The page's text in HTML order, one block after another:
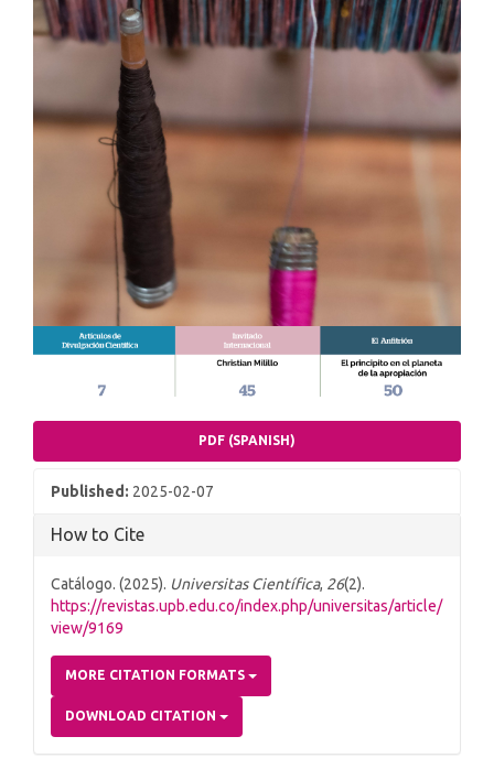
PDF (SPANISH)
Published: 2025-02-07
How to Cite
Catálogo. (2025). Universitas Científica, 26(2).
https://revistas.upb.edu.co/index.php/universitas/article/
view/9169
MORE CITATION FORMATS
DOWNLOAD CITATION